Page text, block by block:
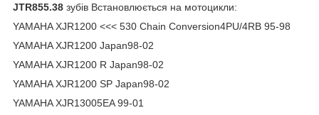
JTR855.38 зубів Встановлюється на мотоцикли:
YAMAHA XJR1200 <<< 530 Chain Conversion4PU/4RB 95-98
YAMAHA XJR1200 Japan98-02
YAMAHA XJR1200 R Japan98-02
YAMAHA XJR1200 SP Japan98-02
YAMAHA XJR13005EA 99-01